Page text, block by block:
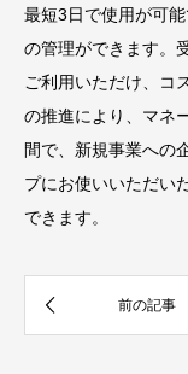
最短3日で使用が可
の管理ができます。
ご利用いただけ、コ
の推進により、マネ
間で、新規事業への
プにお使いいただい
できます。